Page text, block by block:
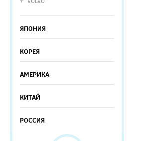
ЯПОНИЯ
КОРЕЯ
АМЕРИКА
КИТАЙ
РОССИЯ